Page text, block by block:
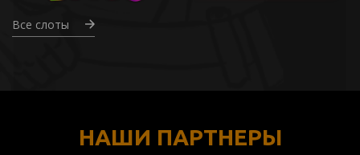
Все слоты
НАШИ ПАРТНЕРЫ